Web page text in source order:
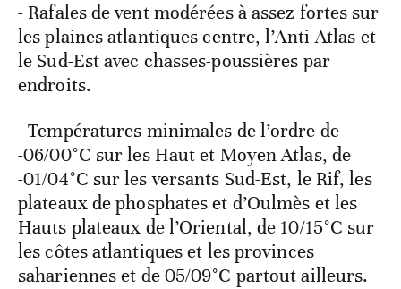
- Rafales de vent modérées à assez fortes sur
les plaines atlantiques centre, l’Anti-Atlas et
le Sud-Est avec chasses-poussières par
endroits.
- Températures minimales de l’ordre de
-06/00°C sur les Haut et Moyen Atlas, de
-01/04°C sur les versants Sud-Est, le Rif, les
plateaux de phosphates et d’Oulmès et les
Hauts plateaux de l’Oriental, de 10/15°C sur
les côtes atlantiques et les provinces
sahariennes et de 05/09°C partout ailleurs.